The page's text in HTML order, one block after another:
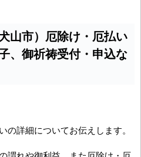
山市）厄除け・厄払い
、御祈祷受付・申込な
の詳細についてお伝えします。